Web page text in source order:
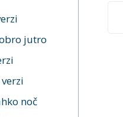
jutro
noč